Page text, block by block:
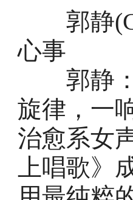
郭静
心事
郭静：
旋律，一
治愈系女
上唱歌》